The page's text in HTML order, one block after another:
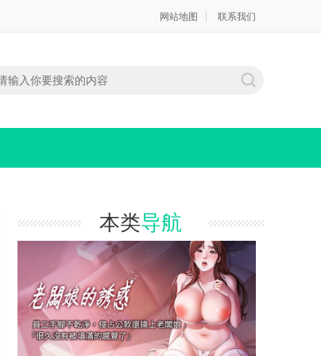
网站地图 联系我们
本类导航